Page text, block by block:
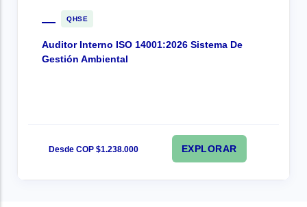
QHSE
Auditor Interno ISO 14001:2026 Sistema De
Gestión Ambiental
Desde COP $1.238.000 EXPLORAR